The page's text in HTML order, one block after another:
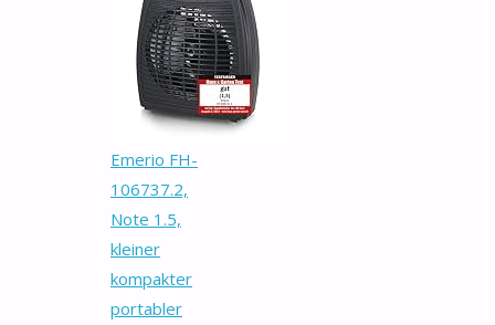
Emerio FH-
106737.2,
Note 1.5,
kleiner
kompakter
portabler